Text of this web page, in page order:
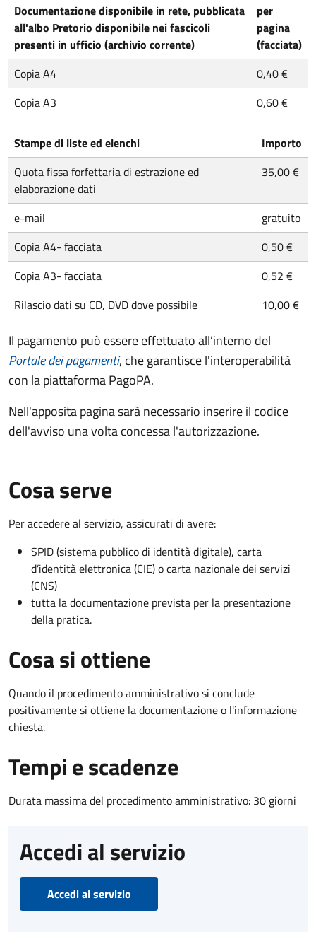
Documentazione disponibile in rete, pubblicata
all'albo Pretorio disponibile nei fascicoli
presenti in ufficio (archivio corrente)
per
pagina
(facciata)
Copia A4
0,40 €
Copia A3
0,60 €
Stampe di liste ed elenchi
Importo
Quota fissa forfettaria di estrazione ed
elaborazione dati
35,00 €
e-mail
gratuito
Copia A4- facciata
0,50 €
Copia A3- facciata
0,52 €
Rilascio dati su CD, DVD dove possibile
10,00 €
Il pagamento può essere effettuato all’interno del
Portale dei pagamenti, che garantisce l'interoperabilità
con la piattaforma PagoPA.
Nell'apposita pagina sarà necessario inserire il codice
dell'avviso una volta concessa l'autorizzazione.
Cosa serve
Per accedere al servizio, assicurati di avere:
SPID (sistema pubblico di identità digitale), carta
d’identità elettronica (CIE) o carta nazionale dei servizi
(CNS)
tutta la documentazione prevista per la presentazione
della pratica.
Cosa si ottiene
Quando il procedimento amministrativo si conclude
positivamente si ottiene la documentazione o l'informazione
chiesta.
Tempi e scadenze
Durata massima del procedimento amministrativo: 30 giorni
Accedi al servizio
Accedi al servizio